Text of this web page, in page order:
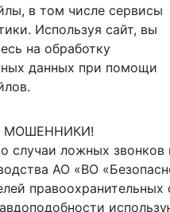
в том числе сервисы
Используя сайт, вы
на обработку
данных при помощи
МОШЕННИКИ!
случаи ложных звонков
АО «ВО
правоохранительных